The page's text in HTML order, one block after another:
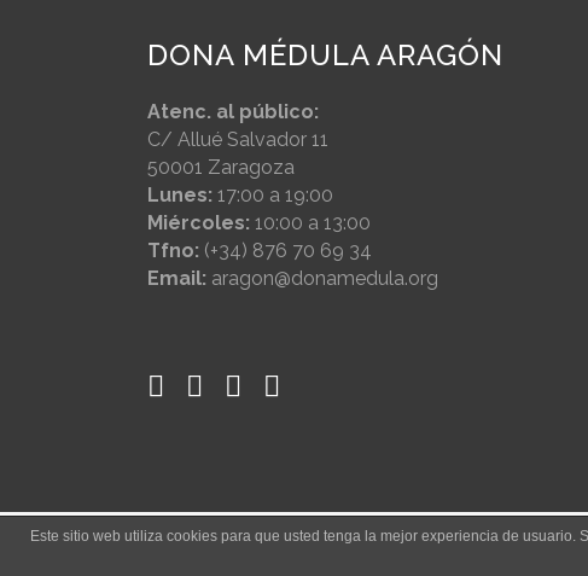
DONA MÉDULA ARAGÓN
Atenc. al público:
C/ Allué Salvador 11
50001 Zaragoza
Lunes: 17:00 a 19:00
Miércoles: 10:00 a 13:00
Tfno: (+34) 876 70 69 34
Email: aragon@donamedula.org
Este sitio web utiliza cookies para que usted tenga la mejor experiencia de